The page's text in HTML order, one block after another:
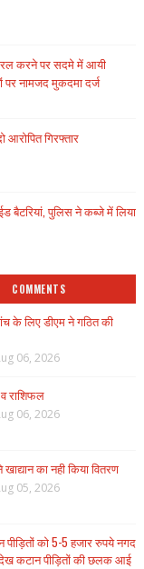
करने पर सदमे में आयी
पर नामजद मुकदमा दर्ज
गिरफ्तार
बैटरियां, पुलिस ने कब्जे में लिया
COMMENTS
के लिए डीएम ने गठित की
06, 2026
राशिफल
06, 2026
का नही किया वितरण
05, 2026
पीड़ितों को 5-5 हजार रुपये नगद
देख कटान पीड़ितों की छलक आई